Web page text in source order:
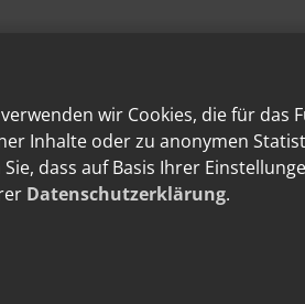
wir Cookies, die für
Inhalte oder zu anonymen
dass auf Basis Ihrer
Datenschutzerklärung.